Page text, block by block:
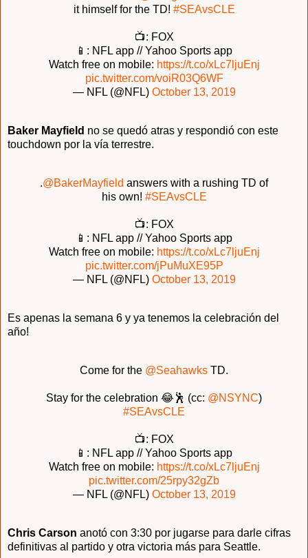
it himself for the TD! #SEAvsCLE
📺: FOX
📱: NFL app // Yahoo Sports app
Watch free on mobile: https://t.co/xLc7ljuEnj
pic.twitter.com/voiR03Q6WF
— NFL (@NFL) October 13, 2019
Baker Mayfield no se quedó atras y respondió con este
touchdown por la vía terrestre.
.@BakerMayfield answers with a rushing TD of
his own! #SEAvsCLE
📺: FOX
📱: NFL app // Yahoo Sports app
Watch free on mobile: https://t.co/xLc7ljuEnj
pic.twitter.com/jPuMuXE95P
— NFL (@NFL) October 13, 2019
Es apenas la semana 6 y ya tenemos la celebración del
año!
Come for the @Seahawks TD.
Stay for the celebration 😂🕺 (cc: @NSYNC)
#SEAvsCLE
📺: FOX
📱: NFL app // Yahoo Sports app
Watch free on mobile: https://t.co/xLc7ljuEnj
pic.twitter.com/25rpy32gZb
— NFL (@NFL) October 13, 2019
Chris Carson anotó con 3:30 por jugarse para darle cifras
definitivas al partido y otra victoria más para Seattle.